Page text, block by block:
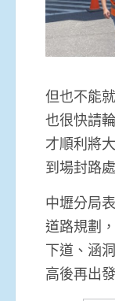
但也不能
也很快請
才順利將
到場封路
中壢分局
道路規劃
下道、涵
高後再出